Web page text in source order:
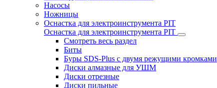
Насосы
Ножницы
Оснастка для электроинструмента PIT
Оснастка для электроинструмента PIT
Смотреть весь раздел
Биты
Буры SDS-Plus c двумя режущими кромками
Диски алмазные для УШМ
Диски отрезные
Диски пильные